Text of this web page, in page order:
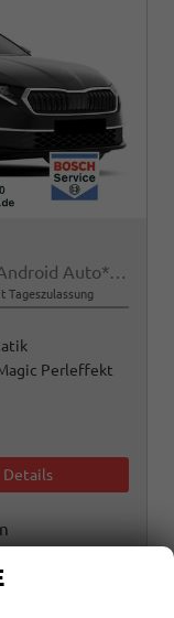
Selection Kombi 1.5 TSI DSG AHK*Android Auto*ACC*SHZ*E-Heck*Keyless*Kamera*2Z Klimaauto
Tageszulassung
Perleffekt
Details